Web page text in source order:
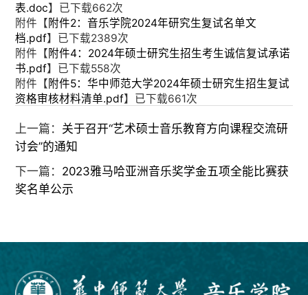
表.doc】已下载662次
附件【附件2：音乐学院2024年研究生复试名单文
档.pdf】已下载2389次
附件【附件4：2024年硕士研究生招生考生诚信复试承诺
书.pdf】已下载558次
附件【附件5：华中师范大学2024年硕士研究生招生复试
资格审核材料清单.pdf】已下载661次
上一篇： 关于召开“艺术硕士音乐教育方向课程交流研
讨会”的通知
下一篇： 2023雅马哈亚洲音乐奖学金五项全能比赛获
奖名单公示